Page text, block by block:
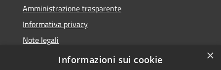
Amministrazione trasparente
Informativa privacy
Note legali
Dichiarazione di accessibilità
×
Informazioni sui cookie